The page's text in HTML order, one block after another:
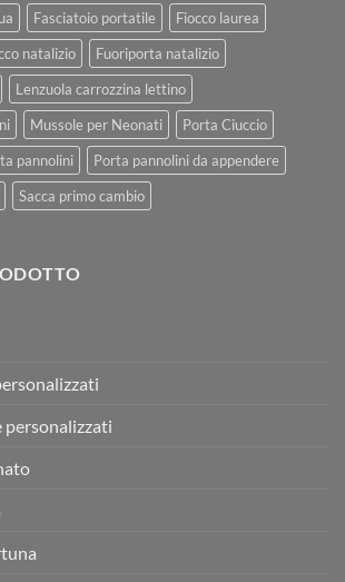
Fasciatoio portatile
Fiocco laurea
natalizio
Fuoriporta natalizio
Lenzuola carrozzina lettino
Mussole per Neonati
Porta Ciuccio
pannolini
Porta pannolini da appendere
Sacca primo cambio
personalizzati